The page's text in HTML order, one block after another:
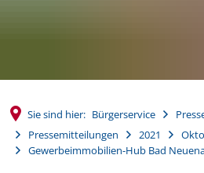
Sie sind hier: Bürgerservice
Pressemitteilungen
2021
Gewerbeimmobilien-Hub Bad